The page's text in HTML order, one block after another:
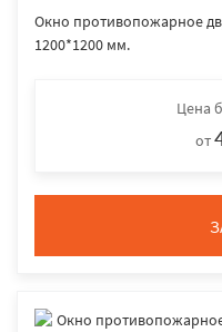
Окно противопожарное
1200*1200 мм.
Цена
от